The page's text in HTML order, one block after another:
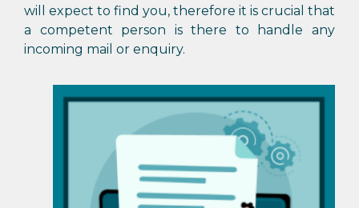
will expect to find you, therefore it is crucial that
a competent person is there to handle any
incoming mail or enquiry.